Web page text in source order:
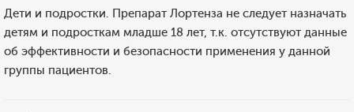
Дети и подростки. Препарат Лортенза не следует назначать
детям и подросткам младше 18 лет, т.к. отсутствуют данные
об эффективности и безопасности применения у данной
группы пациентов.